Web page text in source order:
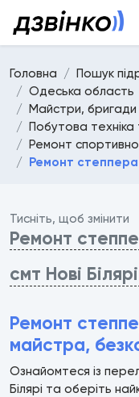
Головна
Пошук
Одеська область
Майстри, бригади
Побутова
Ремонт
Ремонт степпера
Тисніть, щоб змінити
Ремонт
смт Нові Білярі
Ремонт
майстра,
Ознайомтеся із
Білярі та оберіть